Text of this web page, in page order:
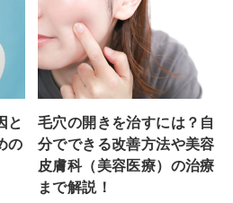
と
の
毛穴の開きを治すには？自
分でできる改善方法や美容
皮膚科（美容医療）の治療
まで解説！